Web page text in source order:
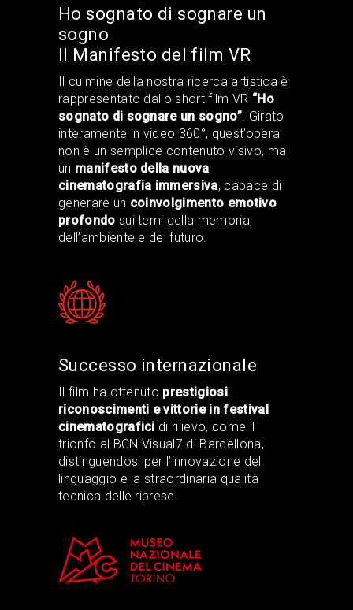
Ho sognato di sognare un
sogno
Il Manifesto del film VR
Il culmine della nostra ricerca artistica è
rappresentato dallo short film VR “Ho
sognato di sognare un sogno”. Girato
interamente in video 360°, quest’opera
non è un semplice contenuto visivo, ma
un manifesto della nuova
cinematografia immersiva, capace di
generare un coinvolgimento emotivo
profondo sui temi della memoria,
dell’ambiente e del futuro.
Successo internazionale
Il film ha ottenuto prestigiosi
riconoscimenti e vittorie in festival
cinematografici di rilievo, come il
trionfo al BCN Visual7 di Barcellona,
distinguendosi per l’innovazione del
linguaggio e la straordinaria qualità
tecnica delle riprese.